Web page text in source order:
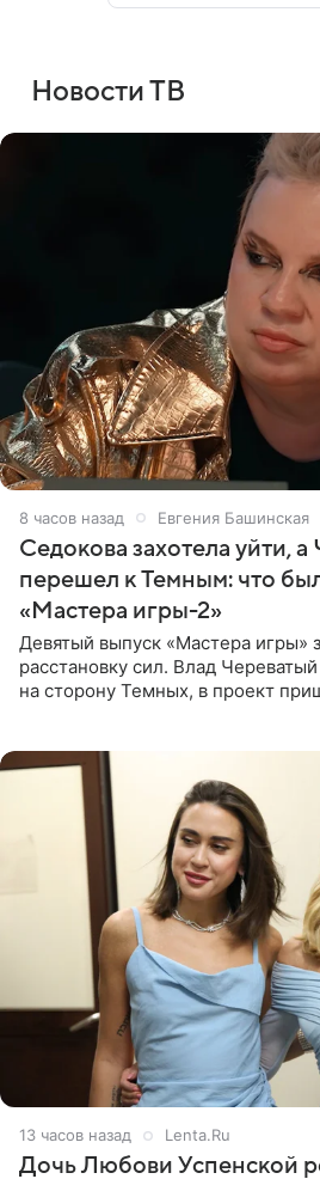
Новости ТВ
8 часов назад Евгения Башинская
Седокова захотела уйти,
перешел к Темным: что
«Мастера игры-2»
Девятый выпуск «Мастера игры»
расстановку сил. Влад
на сторону Темных, в проект
13 часов назад Lenta.Ru
Дочь Любови Успенской